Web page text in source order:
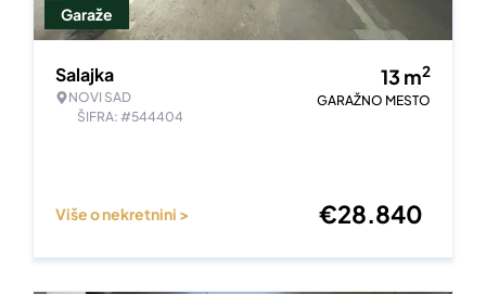
Garaže
Salajka
NOVI SAD
ŠIFRA: #544404
13 m2
GARAŽNO MESTO
Više o nekretnini > €28.840